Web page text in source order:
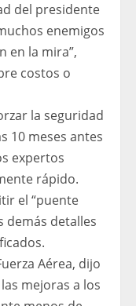
del presidente
enemigos
en la mira”,
costos o
la seguridad
10 meses antes
expertos
rápido.
el “puente
demás detalles
Aérea, dijo
mejoras a los